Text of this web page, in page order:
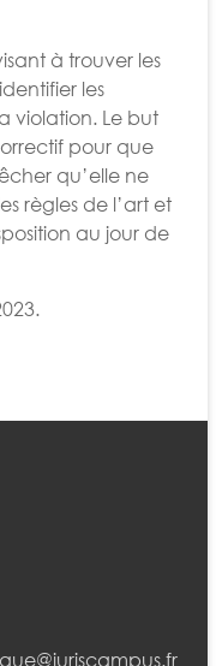
à trouver les
les
violation. Le but
pour que
qu’elle ne
règles de l’art et
au jour de